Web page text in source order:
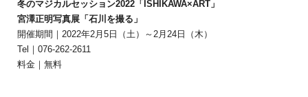
冬のマジカルセッション2022「ISHIKAWA×ART」
宮澤正明写真展「石川を撮る」
開催期間｜2022年2月5日（土）～2月24日（木）
Tel｜076-262-2611
料金｜無料